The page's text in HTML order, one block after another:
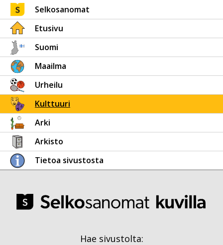
Selkosanomat
Etusivu
Suomi
Maailma
Urheilu
Kulttuuri
Arki
Arkisto
Tietoa sivustosta
Hae sivustolta: